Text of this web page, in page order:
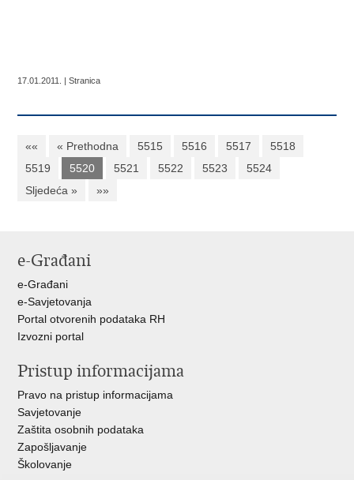
17.01.2011. | Stranica
«« « Prethodna 5515 5516 5517
5518
5519
5520 5521 5522 5523
5524
Sljedeća »
»»
e-Građani
e-Građani
e-Savjetovanja
Portal otvorenih podataka RH
Izvozni portal
Pristup informacijama
Pravo na pristup informacijama
Savjetovanje
Zaštita osobnih podataka
Zapošljavanje
Školovanje